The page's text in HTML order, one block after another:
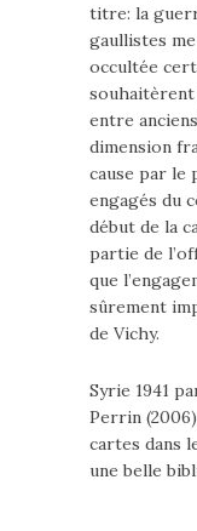
titre: la
gaullistes
occultée
souhaitèrent
entre
dimension
cause par le
engagés du
début de la
partie de
que
sûrement
de Vichy.
Syrie 1941
Perrin
cartes dans
une belle